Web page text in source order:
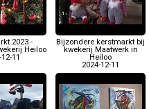
2023 -
Heiloo
11
Bijzondere kerstmarkt bij
kwekerij Maatwerk in
Heiloo
2024-12-11